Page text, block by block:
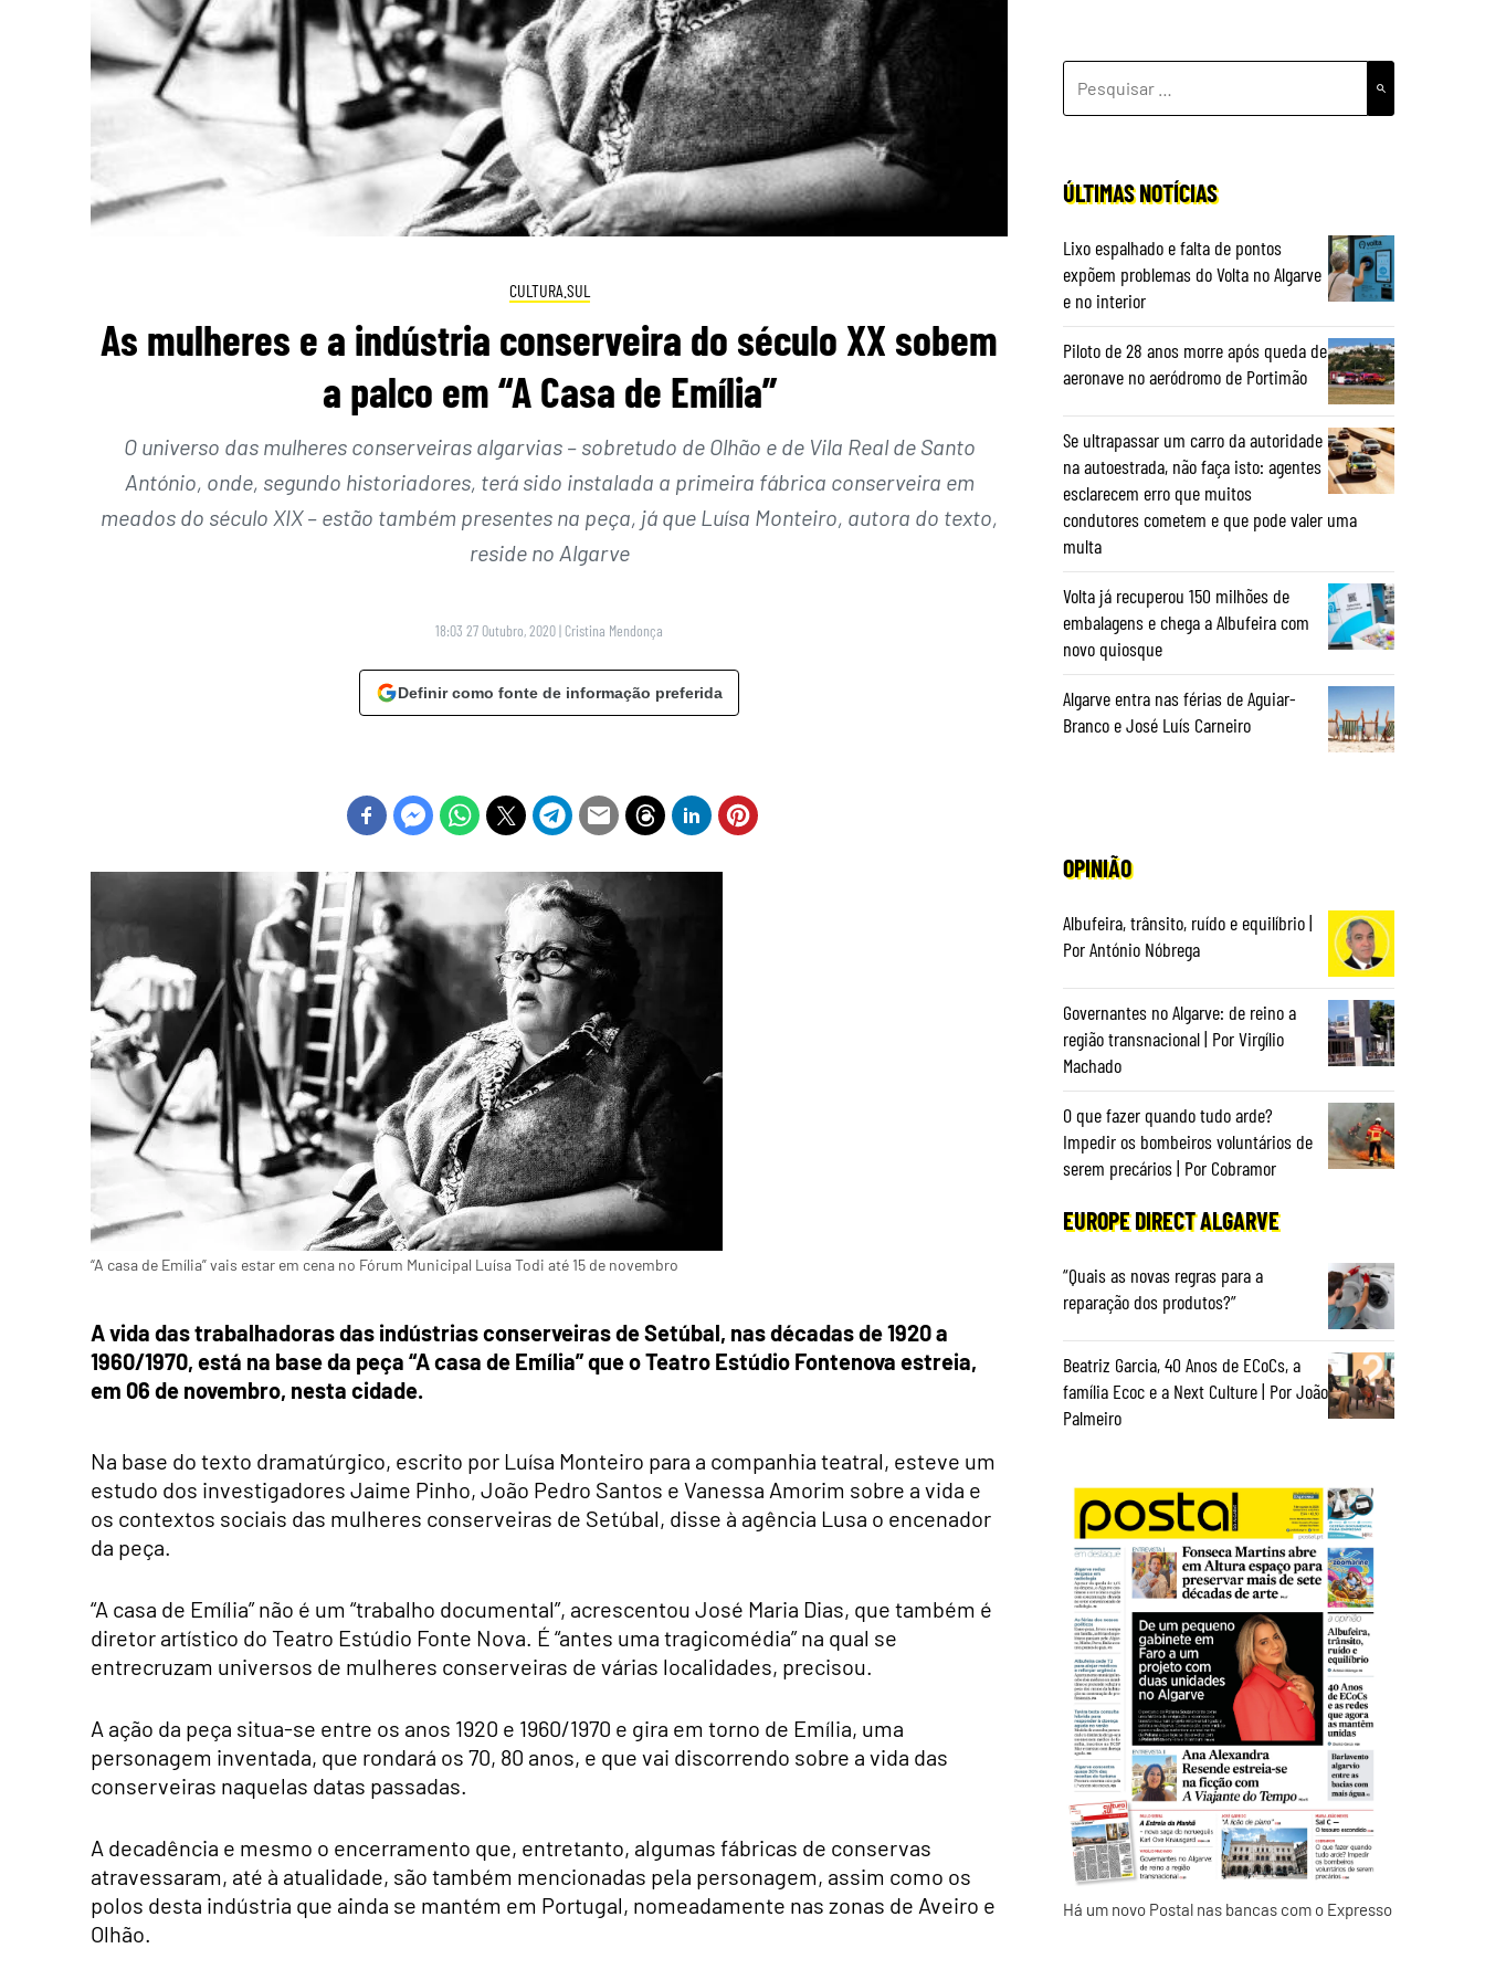
CULTURA.SUL
As mulheres e a indústria conserveira do século XX sobem
a palco em “A Casa de Emília”
O universo das mulheres conserveiras algarvias – sobretudo de Olhão e de Vila Real de Santo
António, onde, segundo historiadores, terá sido instalada a primeira fábrica conserveira em
meados do século XIX – estão também presentes na peça, já que Luísa Monteiro, autora do texto,
reside no Algarve
18:03 27 Outubro, 2020| Cristina Mendonça
Definir como fonte de informação preferida
“A casa de Emília” vais estar em cena no Fórum Municipal Luísa Todi até 15 de novembro
A vida das trabalhadoras das indústrias conserveiras de Setúbal, nas décadas de 1920 a
1960/1970, está na base da peça “A casa de Emília” que o Teatro Estúdio Fontenova estreia,
em 06 de novembro, nesta cidade.
Na base do texto dramatúrgico, escrito por Luísa Monteiro para a companhia teatral, esteve um
estudo dos investigadores Jaime Pinho, João Pedro Santos e Vanessa Amorim sobre a vida e
os contextos sociais das mulheres conserveiras de Setúbal, disse à agência Lusa o encenador
da peça.
“A casa de Emília” não é um “trabalho documental”, acrescentou José Maria Dias, que também é
diretor artístico do Teatro Estúdio Fonte Nova. É “antes uma tragicomédia” na qual se
entrecruzam universos de mulheres conserveiras de várias localidades, precisou.
A ação da peça situa-se entre os anos 1920 e 1960/1970 e gira em torno de Emília, uma
personagem inventada, que rondará os 70, 80 anos, e que vai discorrendo sobre a vida das
conserveiras naquelas datas passadas.
A decadência e mesmo o encerramento que, entretanto, algumas fábricas de conservas
atravessaram, até à atualidade, são também mencionadas pela personagem, assim como os
polos desta indústria que ainda se mantém em Portugal, nomeadamente nas zonas de Aveiro e
Olhão.
POR:
ÚLTIMAS NOTÍCIAS
Lixo espalhado e falta de pontos
expõem problemas do Volta no Algarve
e no interior
Piloto de 28 anos morre após queda de
aeronave no aeródromo de Portimão
Se ultrapassar um carro da autoridade
na autoestrada, não faça isto: agentes
esclarecem erro que muitos
condutores cometem e que pode valer uma
multa
Volta já recuperou 150 milhões de
embalagens e chega a Albufeira com
novo quiosque
Algarve entra nas férias de Aguiar-
Branco e José Luís Carneiro
OPINIÃO
Albufeira, trânsito, ruído e equilíbrio |
Por António Nóbrega
Governantes no Algarve: de reino a
região transnacional | Por Virgílio
Machado
O que fazer quando tudo arde?
Impedir os bombeiros voluntários de
serem precários | Por Cobramor
EUROPE DIRECT ALGARVE
“Quais as novas regras para a
reparação dos produtos?”
Beatriz Garcia, 40 Anos de ECoCs, a
família Ecoc e a Next Culture | Por João
Palmeiro
Há um novo Postal nas bancas com o Expresso